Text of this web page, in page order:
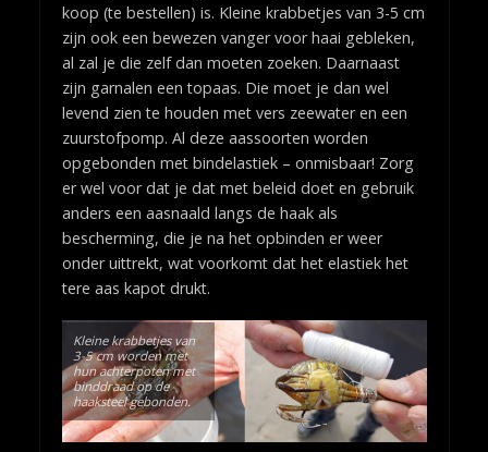
koop (te bestellen) is. Kleine krabbetjes van 3-5 cm
zijn ook een bewezen vanger voor haai gebleken,
al zal je die zelf dan moeten zoeken. Daarnaast
zijn garnalen een topaas. Die moet je dan wel
levend zien te houden met vers zeewater en een
zuurstofpomp. Al deze aassoorten worden
opgebonden met bindelastiek – onmisbaar! Zorg
er wel voor dat je dat met beleid doet en gebruik
anders een aasnaald langs de haak als
bescherming, die je na het opbinden er weer
onder uittrekt, wat voorkomt dat het elastiek het
tere aas kapot drukt.
Kleine krabbetjes van
3-5 cm worden met
hun achterpoten met
binddraad op de
haaksteel gebonden.